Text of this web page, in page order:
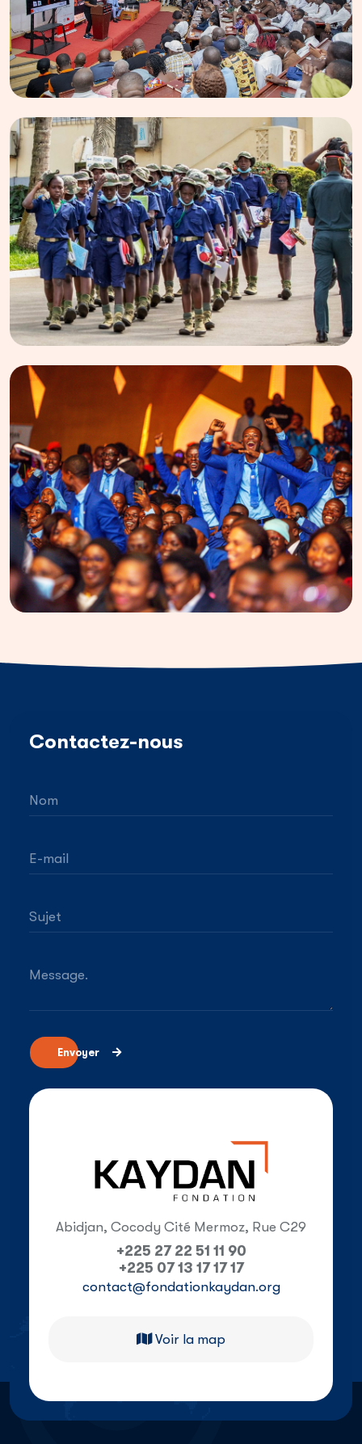
Contactez-nous
Nom
E-mail
Sujet
Message.
Envoyer
Abidjan, Cocody Cité Mermoz, Rue C29
+225 27 22 51 11 90
+225 07 13 17 17 17
contact@fondationkaydan.org
Voir la map